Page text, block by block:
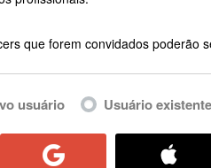
que forem convidados poderão
usuário Usuário existente